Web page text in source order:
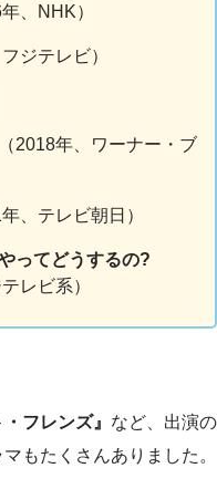
年、NHK）
ジテレビ）
（2018年、ワーナー・ブ
年、テレビ朝日）
ってどうするの?
レビ系）
・フレンズ』 など、出演の
もたくさんありました。